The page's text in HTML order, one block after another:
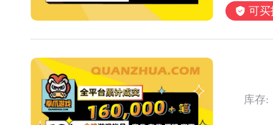
可买
库存: